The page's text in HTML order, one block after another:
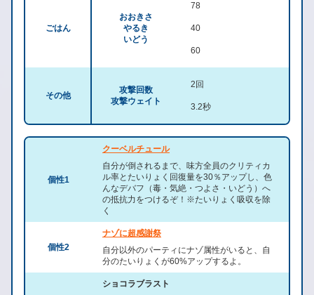
ごはん
おおきさ
やるき
いどう
78
40
60
その他
攻撃回数
攻撃ウェイト
2回
3.2秒
個性1
クーベルチュール
自分が倒されるまで、味方全員のクリティカ
ル率とたいりょく回復量を30％アップし、色
んなデバフ（毒・気絶・つよさ・いどう）へ
の抵抗力をつけるぞ！※たいりょく吸収を除
く
個性2
ナゾに超感謝祭
自分以外のパーティにナゾ属性がいると、自
分のたいりょくが60%アップするよ。
ショコラブラスト